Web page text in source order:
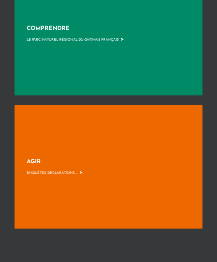
COMPRENDRE
LE PARC NATUREL RÉGIONAL DU GÂTINAIS FRANÇAIS >
AGIR
ENQUÊTES, DÉCLARATIONS, ... >